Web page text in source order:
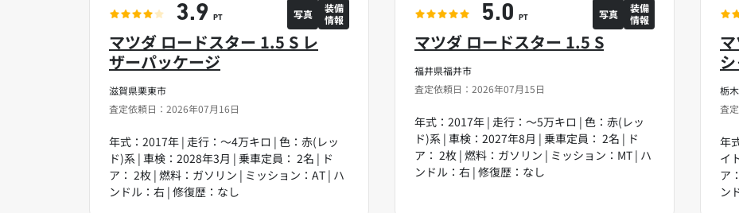
滋賀県栗東市
査定依頼日：2026年07月16日
マツダ ロードスター 1.5 S レ
ザーパッケージ
年式：2017年 | 走行：～4万キロ | 色：赤(レッ
ド)系 | 車検：2028年3月 | 乗車定員： 2名 | ド
ア： 2枚 | 燃料：ガソリン | ミッション：AT | ハ
ンドル：右 | 修復歴：なし
3.9 PT 写真
装備
情報
福井県福井市
査定依頼日：2026年07月15日
マツダ ロードスター 1.5 S
年式：2017年 | 走行：～5万キロ | 色：赤(レッ
ド)系 | 車検：2027年8月 | 乗車定員： 2名 | ド
ア： 2枚 | 燃料：ガソリン | ミッション：MT | ハ
ンドル：右 | 修復歴：なし
5.0 PT 写真
装備
情報
栃
査
年
イ
ア
ン